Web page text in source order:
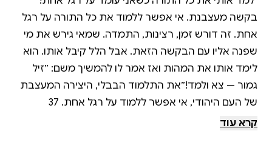
בקשה מעצבנת. אי אפשר ללמוד את כל התורה על רגל
אחת. זה דורש זמן, רצינות, התמדה. שמאי גירש את מי
שפנה אליו עם הבקשה הזאת. אבל הלל קיבל אותו. הוא
לימד אותו את המהות ואז אמר לו להמשיך משם: ״זיל
גמור — צא ולמד!״את התלמוד הבבלי, היצירה המעצבת
של העם היהודי, אי אפשר ללמוד על רגל אחת. 37
קרא עוד